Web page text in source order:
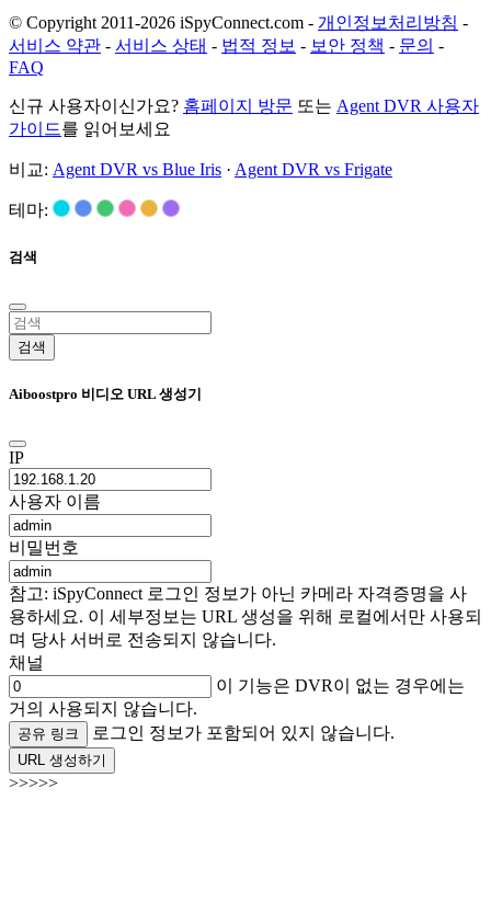
© Copyright 2011-2026 iSpyConnect.com - 개인정보처리방침 -
서비스 약관 - 서비스 상태 - 법적 정보 - 보안 정책 - 문의 -
FAQ
신규 사용자이신가요? 홈페이지 방문 또는 Agent DVR 사용자
가이드를 읽어보세요
비교: Agent DVR vs Blue Iris · Agent DVR vs Frigate
테마:
검색
검색
Aiboostpro 비디오 URL 생성기
IP
사용자 이름
비밀번호
참고: iSpyConnect 로그인 정보가 아닌 카메라 자격증명을 사
용하세요. 이 세부정보는 URL 생성을 위해 로컬에서만 사용되
며 당사 서버로 전송되지 않습니다.
채널
이 기능은 DVR이 없는 경우에는
거의 사용되지 않습니다.
공유 링크 로그인 정보가 포함되어 있지 않습니다.
URL 생성하기
>>>>>